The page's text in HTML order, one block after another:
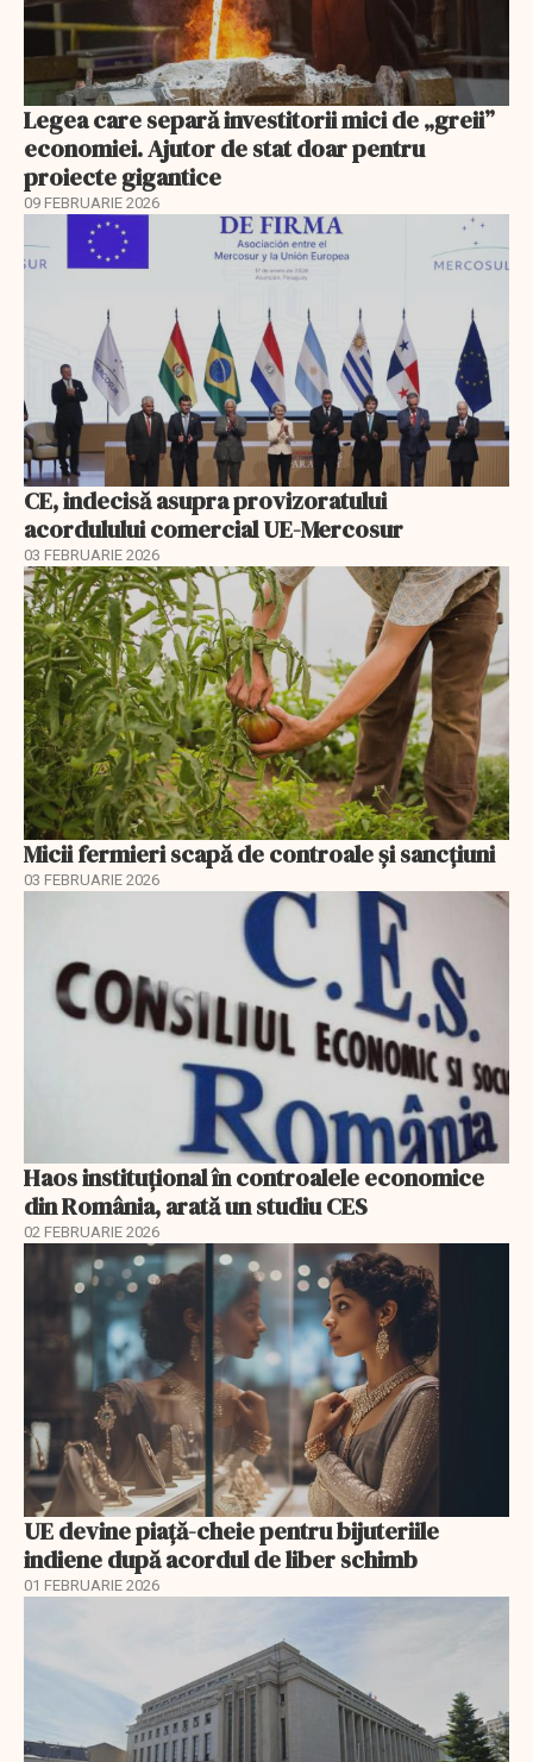
Legea care separă investitorii mici de „greii”
economiei. Ajutor de stat doar pentru
proiecte gigantice
09 FEBRUARIE 2026
CE, indecisă asupra provizoratului
acordulului comercial UE-Mercosur
03 FEBRUARIE 2026
Micii fermieri scapă de controale și sancțiuni
03 FEBRUARIE 2026
Haos instituțional în controalele economice
din România, arată un studiu CES
02 FEBRUARIE 2026
UE devine piață-cheie pentru bijuteriile
indiene după acordul de liber schimb
01 FEBRUARIE 2026